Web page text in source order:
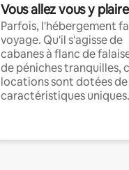
Vous allez vous y plaire
Parfois, l'hébergement
voyage. Qu'il s'agisse de
cabanes à flanc de
de péniches tranquilles,
locations sont dotées de
caractéristiques uniques.